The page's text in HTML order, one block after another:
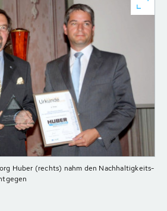
Huber (rechts) nahm den Nachhaltigkeits-